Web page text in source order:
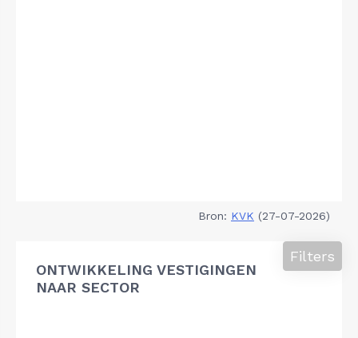
Bron: KVK (27-07-2026)
ONTWIKKELING VESTIGINGEN
NAAR SECTOR
Filters